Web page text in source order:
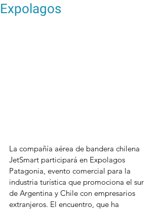
Expolagos
La compañía aérea de bandera chilena
JetSmart participará en Expolagos
Patagonia, evento comercial para la
industria turística que promociona el sur
de Argentina y Chile con empresarios
extranjeros. El encuentro, que ha